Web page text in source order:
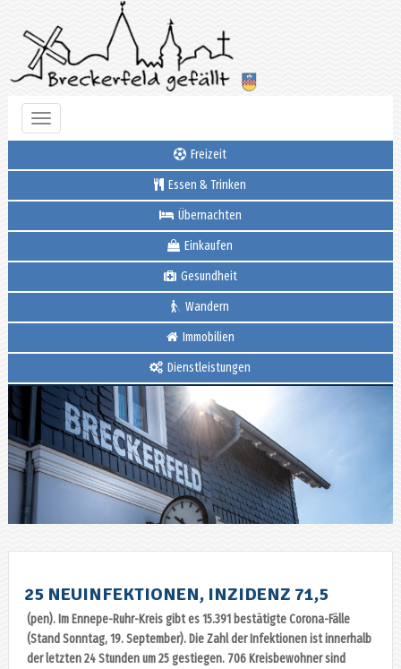
Toggle
navigation
Freizeit
Essen & Trinken
Übernachten
Einkaufen
Gesundheit
Wandern
Immobilien
Dienstleistungen
25 NEUINFEKTIONEN, INZIDENZ 71,5
(pen). Im Ennepe-Ruhr-Kreis gibt es 15.391 bestätigte Corona-Fälle
(Stand Sonntag, 19. September). Die Zahl der Infektionen ist innerhalb
der letzten 24 Stunden um 25 gestiegen. 706 Kreisbewohner sind